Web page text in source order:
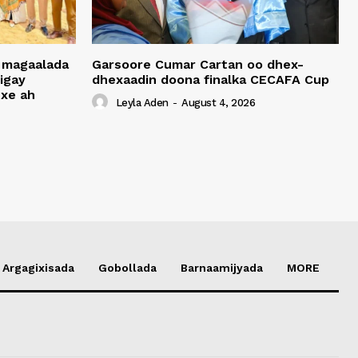
ah
Garsoore Cumar Cartan oo dhex-
dhexaadin doona finalka CECAFA Cup
Leyla Aden - August 4, 2026
Argagixisada Gobollada Barnaamijyada MORE